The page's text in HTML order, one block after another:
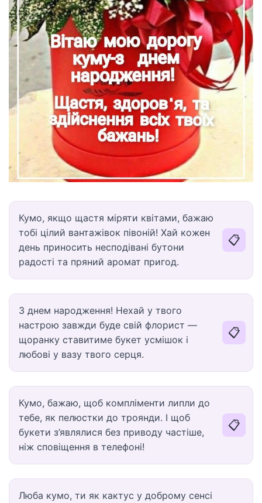
Кумо, якщо щастя міряти квітами, бажаю
тобі цілий вантажівок півоній! Хай кожен
день приносить несподівані бутони
радості та пряний аромат пригод.
📋
З днем народження! Нехай у твого
настрою завжди буде свій флорист —
щоранку ставитиме букет усмішок і
любові у вазу твого серця.
📋
Кумо, бажаю, щоб компліменти липли до
тебе, як пелюстки до троянди. І щоб
букети з’являлися без приводу частіше,
ніж сповіщення в телефоні!
📋
Люба кумо, ти як кактус у доброму сенсі